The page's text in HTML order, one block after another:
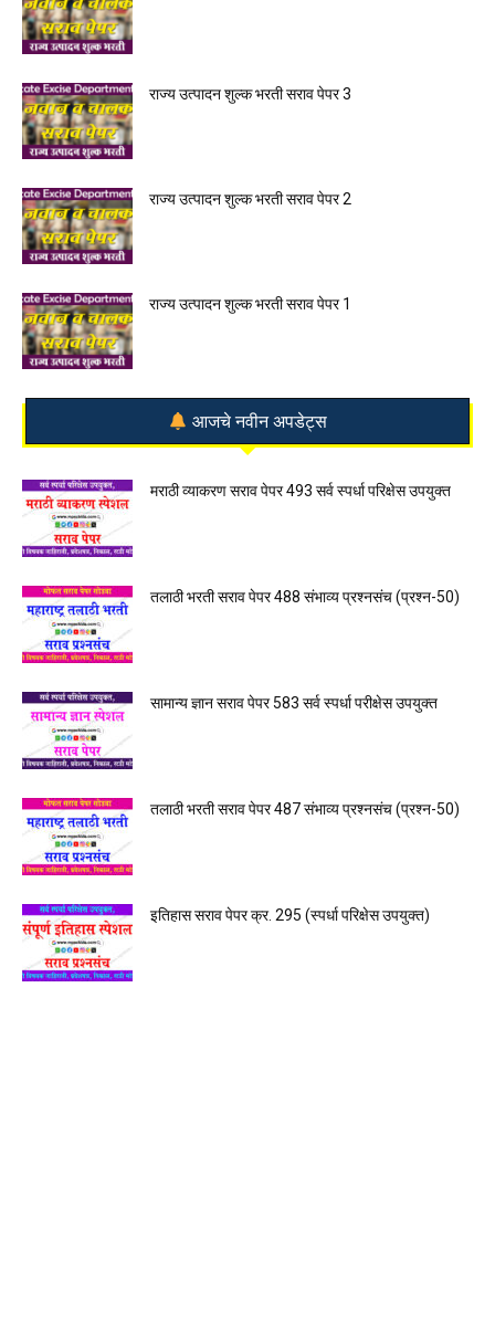
राज्य उत्पादन शुल्क भरती सराव पेपर 3
राज्य उत्पादन शुल्क भरती सराव पेपर 2
राज्य उत्पादन शुल्क भरती सराव पेपर 1
आजचे नवीन अपडेट्स
मराठी व्याकरण सराव पेपर 493 सर्व स्पर्धा परिक्षेस उपयुक्त
तलाठी भरती सराव पेपर 488 संभाव्य प्रश्नसंच (प्रश्न-50)
सामान्य ज्ञान सराव पेपर 583 सर्व स्पर्धा परीक्षेस उपयुक्त
तलाठी भरती सराव पेपर 487 संभाव्य प्रश्नसंच (प्रश्न-50)
इतिहास सराव पेपर क्र. 295 (स्पर्धा परिक्षेस उपयुक्त)